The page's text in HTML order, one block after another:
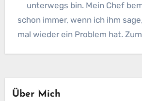
unterwegs bin. Mein Chef
schon immer, wenn ich ihm
mal wieder ein Problem hat.
Über Mich